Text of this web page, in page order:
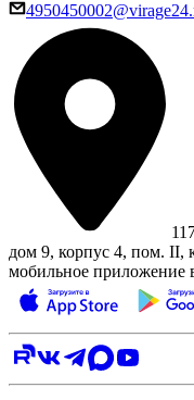
дом 9, корпус 4, пом. II,
мобильное приложение